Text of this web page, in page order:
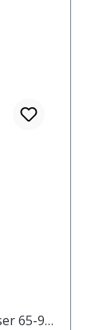
65-95